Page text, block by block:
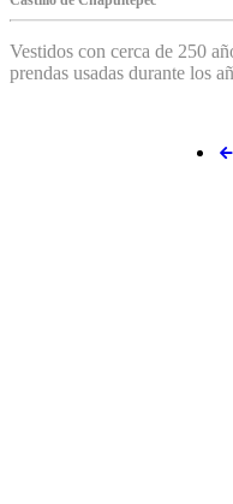
Vestidos con cerca de 250
prendas usadas durante los